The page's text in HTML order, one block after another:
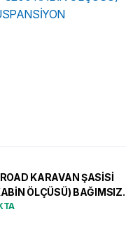
KARAVAN ŞASİSİ
ÖLÇÜSÜ) BAĞIMSIZ